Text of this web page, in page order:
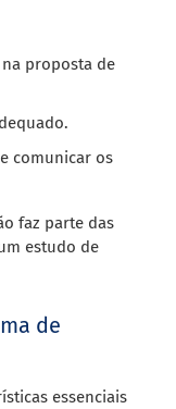
proposta de
comunicar os
faz parte das
estudo de
de
essenciais